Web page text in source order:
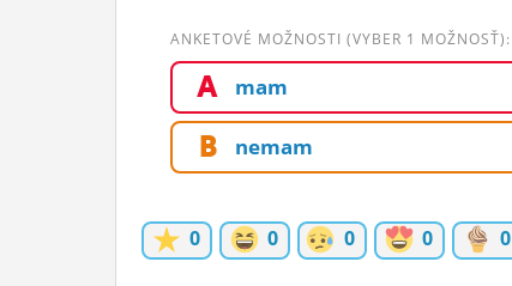
STATUSY
OBRÁZKY
ĽUDIA
MÔJ PROFIL
ANKETOVÉ MOŽNOSTI (VYBER 1 MOŽNOSŤ):
A mam
B nemam
0 0 0 0 0